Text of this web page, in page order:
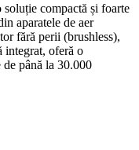
compactă și foarte
aparatele de aer
fără perii (brushless),
integrat, oferă o
până la 30.000